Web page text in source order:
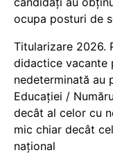
ocupa posturi de
Titularizare 2026.
didactice vacante
nedeterminată au
Educației /
decât al celor cu
mic chiar decât
național